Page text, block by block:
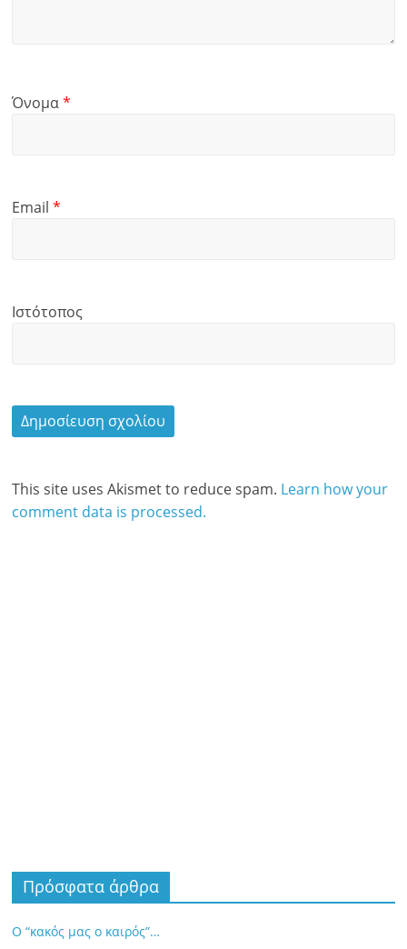
Όνομα*
Email*
Ιστότοπος
This site uses Akismet to reduce spam. Learn how your
comment data is processed.
Πρόσφατα άρθρα
Ο “κακός μας ο καιρός”…